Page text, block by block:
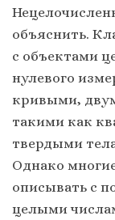
объяснить.
с объектами
нулевого
кривыми,
такими как
твердыми
Однако
описывать с
целыми